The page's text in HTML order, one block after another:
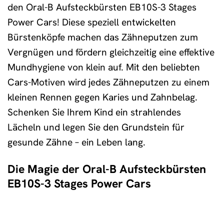
den Oral-B Aufsteckbürsten EB10S-3 Stages
Power Cars! Diese speziell entwickelten
Bürstenköpfe machen das Zähneputzen zum
Vergnügen und fördern gleichzeitig eine effektive
Mundhygiene von klein auf. Mit den beliebten
Cars-Motiven wird jedes Zähneputzen zu einem
kleinen Rennen gegen Karies und Zahnbelag.
Schenken Sie Ihrem Kind ein strahlendes
Lächeln und legen Sie den Grundstein für
gesunde Zähne – ein Leben lang.
Die Magie der Oral-B Aufsteckbürsten
EB10S-3 Stages Power Cars